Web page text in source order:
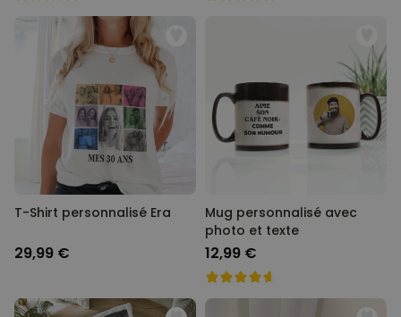
T-Shirt personnalisé Era
29,99 €
Mug personnalisé avec
photo et texte
12,99 €